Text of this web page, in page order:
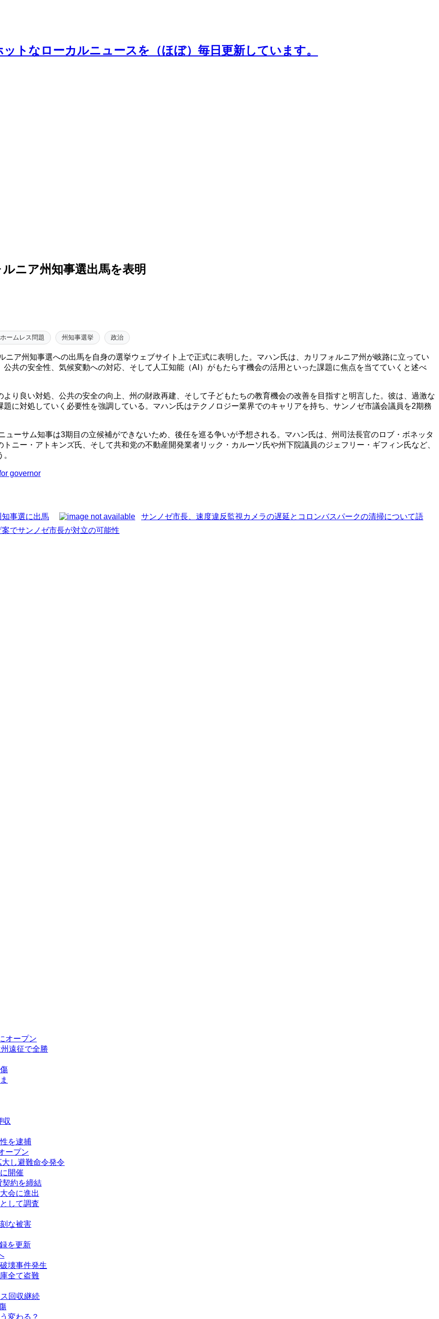
トなローカルニュースを（ほぼ）毎日更新しています。
ニア州知事選出馬を表明
ホームレス問題 州知事選挙 政治
ア州知事選への出馬を自身の選挙ウェブサイト上で正式に表明した。マハン氏は、カリフォルニア州が岐路に立ってい
共の安全性、気候変動への対応、そして人工知能（AI）がもたらす機会の活用といった課題に焦点を当てていくと述べ
り良い対処、公共の安全の向上、州の財政再建、そして子どもたちの教育機会の改善を目指すと明言した。彼は、過激な
に対処していく必要性を強調している。マハン氏はテクノロジー業界でのキャリアを持ち、サンノゼ市議会議員を2期務
ーサム知事は3期目の立候補ができないため、後任を巡る争いが予想される。マハン氏は、州司法長官のロブ・ボネッタ
ニー・アトキンズ氏、そして共和党の不動産開発業者リック・カルーソ氏や州下院議員のジェフリー・ギフィン氏など、
governor
事選に出馬
サンノゼ市長、速度違反監視カメラの遅延とコロンバスパークの清掃について語
でサンノゼ市長が対立の可能性
オープン
遠征で全勝
収
を逮捕
ープン
し避難命令発令
開催
契約を締結
会に進出
して調査
な被害
を更新
壊事件発生
全て盗難
回収継続
変わる？